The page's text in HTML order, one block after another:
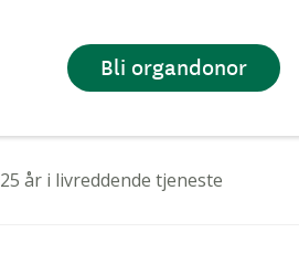
Bli organdonor
25 år i livreddende tjeneste